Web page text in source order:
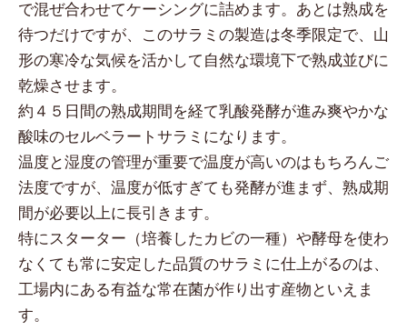
で混ぜ合わせてケーシングに詰めます。あとは熟成を
待つだけですが、このサラミの製造は冬季限定で、山
形の寒冷な気候を活かして自然な環境下で熟成並びに
乾燥させます。
約４５日間の熟成期間を経て乳酸発酵が進み爽やかな
酸味のセルベラートサラミになります。
温度と湿度の管理が重要で温度が高いのはもちろんご
法度ですが、温度が低すぎても発酵が進まず、熟成期
間が必要以上に長引きます。
特にスターター（培養したカビの一種）や酵母を使わ
なくても常に安定した品質のサラミに仕上がるのは、
工場内にある有益な常在菌が作り出す産物といえま
す。